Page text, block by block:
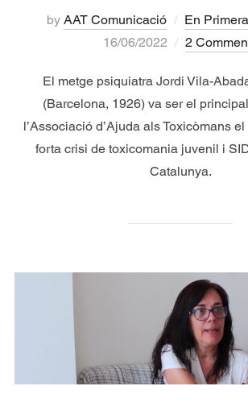
by AAT Comunicació
En
16/06/2022
2
El metge psiquiatra Jordi Vila-
(Barcelona, 1926) va ser el
l’Associació d’Ajuda als Toxicòmans
forta crisi de toxicomania juvenil i
Catalunya.